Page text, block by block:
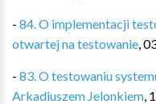
- 84. O implementacji
otwartej na testowanie,
- 83. O testowaniu
Arkadiuszem Jelonkiem,